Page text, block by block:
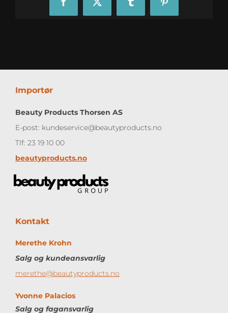
FacebookX Tumblr Pinterest
Importør
Beauty Products Thorsen AS
E-post: kundeservice@beautyproducts.no
Tlf: 23 19 10 00
beautyproducts.no
Kontakt
Merethe Krohn
Salg og kundeansvarlig
merethe@beautyproducts.no
Yvonne Palacios
Salg og fagansvarlig